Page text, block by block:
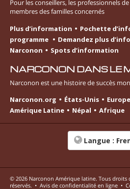
Pour les conseillers, les professionnels
membres des familles concernés
Plus d’information
Pochette
programme
Demandez plus
Narconon
Spots d’information
NARCONON DANS LE
Narconon est une histoire de succès
Narconon.org
États-Unis Europe
Amérique Latine
Népal Afrique
Langue :
© 2026 Narconon Amérique latine. Tous droits
réservés. • Avis de confidentialité en ligne •